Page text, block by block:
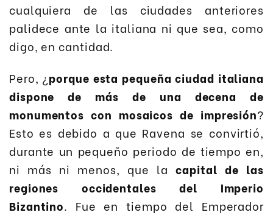
cualquiera de las ciudades anteriores
palidece ante la italiana ni que sea, como
digo, en cantidad.
Pero, ¿porque esta pequeña ciudad italiana
dispone de más de una decena de
monumentos con mosaicos de impresión?
Esto es debido a que Ravena se convirtió,
durante un pequeño periodo de tiempo en,
ni más ni menos, que lacapital de las
regiones occidentales del Imperio
Bizantino. Fue en tiempo del Emperador